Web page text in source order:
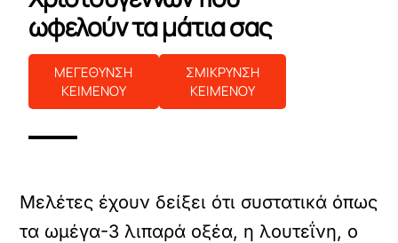
ωφελούν τα μάτια σας
ΜΕΓΕΘΥΝΣΗ
ΚΕΙΜΕΝΟΥ
ΣΜΙΚΡΥΝΣΗ
ΚΕΙΜΕΝΟΥ
Μελέτες έχουν δείξει ότι συστατικά όπως
τα ωμέγα-3 λιπαρά οξέα, η λουτεΐνη, ο